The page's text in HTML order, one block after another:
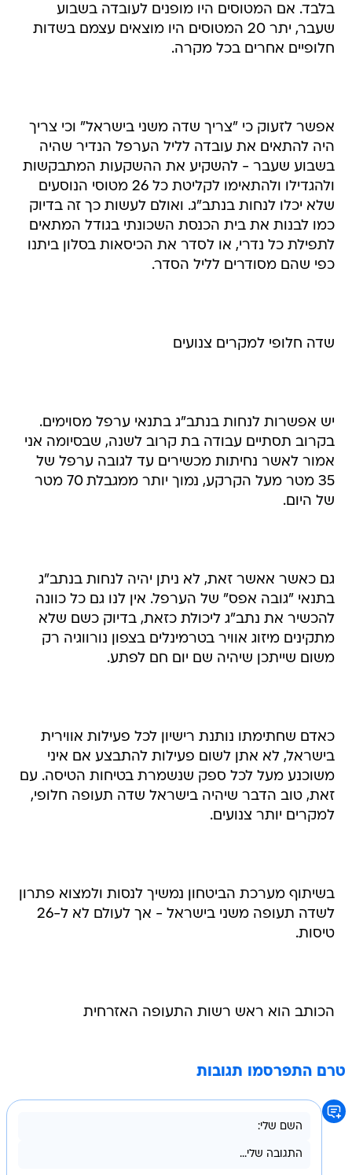
בלבד. אם המטוסים היו מופנים לעובדה בשבוע
שעבר, יתר 20 המטוסים היו מוצאים עצמם בשדות
חלופיים אחרים בכל מקרה.
אפשר לזעוק כי "צריך שדה משני בישראל" וכי צריך
היה להתאים את עובדה לליל הערפל הנדיר שהיה
בשבוע שעבר - להשקיע את ההשקעות המתבקשות
ולהגדילו ולהתאימו לקליטת כל 26 מטוסי הנוסעים
שלא יכלו לנחות בנתב"ג. ואולם לעשות כך זה בדיוק
כמו לבנות את בית הכנסת השכונתי בגודל המתאים
לתפילת כל נדרי, או לסדר את הכיסאות בסלון ביתנו
כפי שהם מסודרים לליל הסדר.
שדה חלופי למקרים צנועים
יש אפשרות לנחות בנתב"ג בתנאי ערפל מסוימים.
בקרוב תסתיים עבודה בת קרוב לשנה, שבסיומה אני
אמור לאשר נחיתות מכשירים עד לגובה ערפל של
35 מטר מעל הקרקע, נמוך יותר ממגבלת 70 מטר
של היום.
גם כאשר אאשר זאת, לא ניתן יהיה לנחות בנתב"ג
בתנאי "גובה אפס" של הערפל. אין לנו גם כל כוונה
להכשיר את נתב"ג ליכולת כזאת, בדיוק כשם שלא
מתקינים מיזוג אוויר בטרמינלים בצפון נורווגיה רק
משום שייתכן שיהיה שם יום חם לפתע.
כאדם שחתימתו נותנת רישיון לכל פעילות אווירית
בישראל, לא אתן לשום פעילות להתבצע אם איני
משוכנע מעל לכל ספק שנשמרת בטיחות הטיסה. עם
זאת, טוב הדבר שיהיה בישראל שדה תעופה חלופי,
למקרים יותר צנועים.
בשיתוף מערכת הביטחון נמשיך לנסות ולמצוא פתרון
לשדה תעופה משני בישראל - אך לעולם לא ל-26
טיסות.
הכותב הוא ראש רשות התעופה האזרחית
טרם התפרסמו תגובות